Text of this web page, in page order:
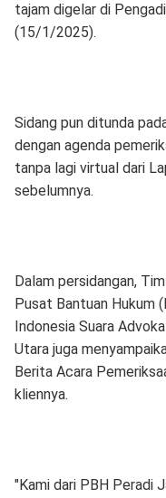
tajam digelar di
(15/1/2025).
Sidang pun ditunda
dengan agenda
tanpa lagi virtual dari
sebelumnya.
Dalam persidangan,
Pusat Bantuan Hukum
Indonesia Suara
Utara juga
Berita Acara
kliennya.
"Kami dari PBH Peradi